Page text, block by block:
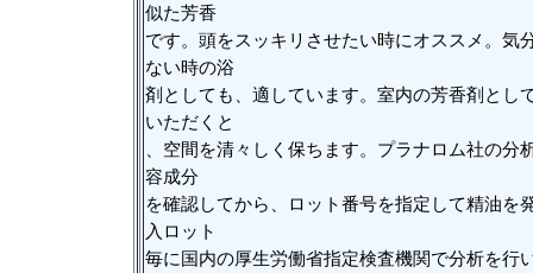
似た芳香
です。頭をスッキリさせたい時にオススメ。気
ない時の浴
剤としても、適しています。室内の芳香剤とし
いただくと
、空間を清々しく保ちます。プラナロム社の分
容成分
を確認してから、ロット番号を指定して精油を
入ロット
毎に国内の厚生労働省指定検査機関で分析を行